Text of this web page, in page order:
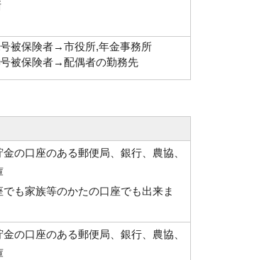
被保険者→市役所,年金事務所
被保険者→配偶者の勤務先
の口座のある郵便局、銀行、農協、
も家族等のかたの口座でも出来ま
の口座のある郵便局、銀行、農協、